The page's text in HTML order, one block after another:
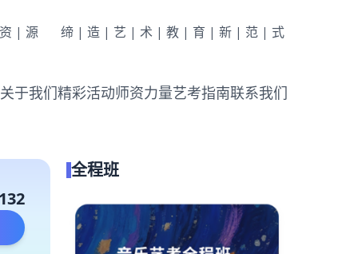
|源 缔|造|艺|术|教|育|新|范|式
关于我们精彩活动师资力量艺考指南联系我们
全程班